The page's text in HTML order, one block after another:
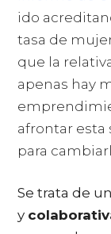
ido
tasa de
que la
apenas hay
afrontar
para
Se trata de
y